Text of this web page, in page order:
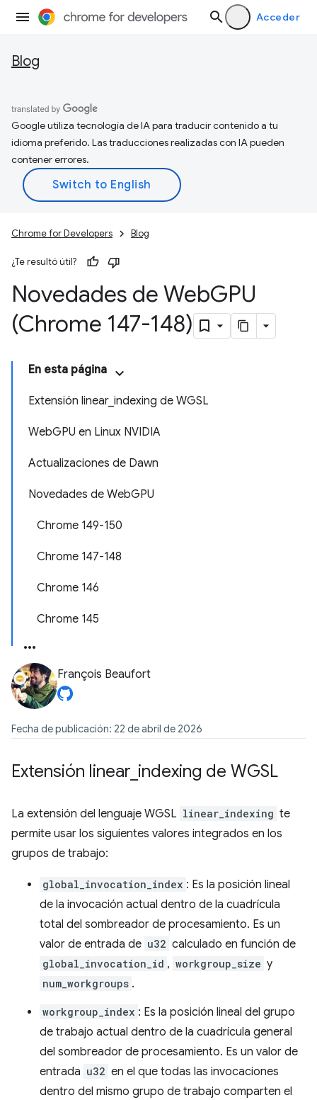
Acceder
Blog
Google utiliza tecnología de IA para traducir contenido a tu
idioma preferido. Las traducciones realizadas con IA pueden
contener errores.
Chrome for Developers Blog
¿Te resultó útil?
Novedades de WebGPU
(Chrome 147-148)
En esta página
Extensión linear_indexing de WGSL
WebGPU en Linux NVIDIA
Actualizaciones de Dawn
Novedades de WebGPU
Chrome 149-150
Chrome 147-148
Chrome 146
Chrome 145
François Beaufort
Fecha de publicación: 22 de abril de 2026
Extensión linear indexing de WGSL
La extensión del lenguaje WGSL linear_indexing te
permite usar los siguientes valores integrados en los
grupos de trabajo:
global_invocation_index : Es la posición lineal
de la invocación actual dentro de la cuadrícula
total del sombreador de procesamiento. Es un
valor de entrada de u32 calculado en función de
global_invocation_id , workgroup_size y
num_workgroups .
workgroup_index : Es la posición lineal del grupo
de trabajo actual dentro de la cuadrícula general
del sombreador de procesamiento. Es un valor de
entrada u32 en el que todas las invocaciones
dentro del mismo grupo de trabajo comparten el